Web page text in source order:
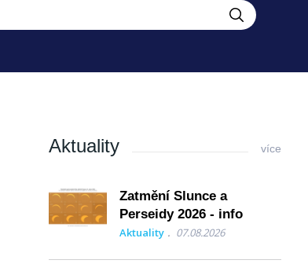
Aktuality více
Zatmění Slunce a
Perseidy 2026 - info
Aktuality 07.08.2026